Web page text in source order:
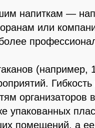
напиткам —
или
(например,
организаторов
упакованных
помещений, а